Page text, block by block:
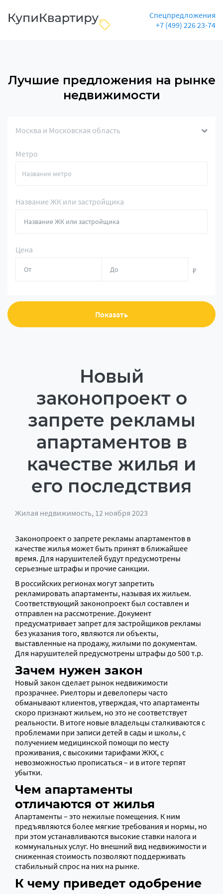
Спецпредложения
+7 (499) 226 23-74
Лучшие предложения на рынке
недвижимости
Москва и Московская область
Метро
Название ЖК или застройщика
Цена
₽
Показать
Новый
законопроект о
запрете рекламы
апартаментов в
качестве жилья и
его последствия
Жилая недвижимость, 12 ноября 2023
Законопроект о запрете рекламы апартаментов в
качестве жилья может быть принят в ближайшее
время. Для нарушителей будут предусмотрены
серьезные штрафы и прочие санкции.
В российских регионах могут запретить
рекламировать апартаменты, называя их жильем.
Соответствующий законопроект был составлен и
отправлен на рассмотрение. Документ
предусматривает запрет для застройщиков рекламы
без указания того, являются ли объекты,
выставленные на продажу, жилыми по документам.
Для нарушителей предусмотрены штрафы до 500 т.р.
Зачем нужен закон
Новый закон сделает рынок недвижимости
прозрачнее. Риелторы и девелоперы часто
обманывают клиентов, утверждая, что апартаменты
скоро признают жильем, но это не соответствует
реальности. В итоге новые владельцы сталкиваются с
проблемами при записи детей в сады и школы, с
получением медицинской помощи по месту
проживания, с высокими тарифами ЖКХ, с
невозможностью прописаться – и в итоге терпят
убытки.
Чем апартаменты
отличаются от жилья
Апартаменты – это нежилые помещения. К ним
предъявляются более мягкие требования и нормы, но
при этом устанавливаются высокие ставки налога и
коммунальных услуг. Но внешний вид недвижимости и
сниженная стоимость позволяют поддерживать
стабильный спрос на них на рынке.
К чему приведет одобрение